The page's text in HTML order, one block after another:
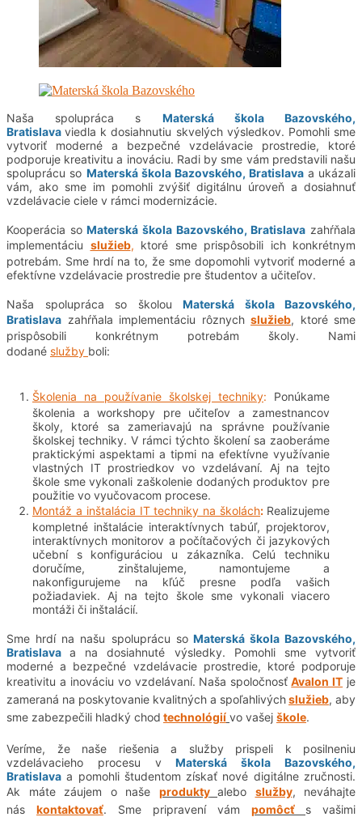
Naša spolupráca s Materská škola Bazovského,
Bratislavaviedla k dosiahnutiu skvelých výsledkov. Pomohli sme
vytvoriť moderné a bezpečné vzdelávacie prostredie, ktoré
podporuje kreativitu a inováciu. Radi by sme vám predstavili našu
spoluprácu so Materská škola Bazovského, Bratislava a ukázali
vám, ako sme im pomohli zvýšiť digitálnu úroveň a dosiahnuť
vzdelávacie ciele v rámci modernizácie.
Kooperácia soMaterská škola Bazovského, Bratislava zahŕňala
implementáciu služieb, ktoré sme prispôsobili ich konkrétnym
potrebám. Sme hrdí na to, že sme dopomohli vytvoriť moderné a
efektívne vzdelávacie prostredie pre študentov a učiteľov.
Naša spolupráca so školou Materská škola Bazovského,
Bratislava zahŕňala implementáciu rôznych služieb, ktoré sme
prispôsobili konkrétnym potrebám školy. Nami
dodané služby boli:
Školenia na používanie školskej techniky: Ponúkame
školenia a workshopy pre učiteľov a zamestnancov
školy, ktoré sa zameriavajú na správne používanie
školskej techniky. V rámci týchto školení sa zaoberáme
praktickými aspektami a tipmi na efektívne využívanie
vlastných IT prostriedkov vo vzdelávaní. Aj na tejto
škole sme vykonali zaškolenie dodaných produktov pre
použitie vo vyučovacom procese.
Montáž a inštalácia IT techniky na školách: Realizujeme
kompletné inštalácie interaktívnych tabúľ, projektorov,
interaktívnych monitorov a počítačových či jazykových
učební s konfiguráciou u zákazníka. Celú techniku
doručíme, zinštalujeme, namontujeme a
nakonfigurujeme na kľúč presne podľa vašich
požiadaviek. Aj na tejto škole sme vykonali viacero
montáži či inštalácií.
Sme hrdí na našu spoluprácu so Materská škola Bazovského,
Bratislava a na dosiahnuté výsledky. Pomohli sme vytvoriť
moderné a bezpečné vzdelávacie prostredie, ktoré podporuje
kreativitu a inováciu vo vzdelávaní. Naša spoločnosť Avalon IT je
zameraná na poskytovanie kvalitných a spoľahlivýchslužieb, aby
sme zabezpečili hladký chod technológií vo vašej škole.
Veríme, že naše riešenia a služby prispeli k posilneniu
vzdelávacieho procesu vMaterská škola Bazovského,
Bratislava a pomohli študentom získať nové digitálne zručnosti.
Ak máte záujem o naše produkty alebo služby, neváhajte
nás
kontaktovať. Sme pripravení vám pomôcť s vašimi